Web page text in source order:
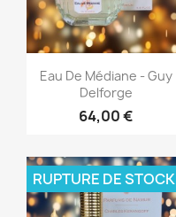
 Aperçu rapide
Eau De Médiane - Guy
Delforge
64,00 €
RUPTURE DE STOCK